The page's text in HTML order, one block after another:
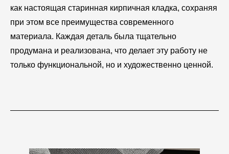
как настоящая старинная кирпичная кладка, сохраняя
при этом все преимущества современного
материала. Каждая деталь была тщательно
продумана и реализована, что делает эту работу не
только функциональной, но и художественно ценной.